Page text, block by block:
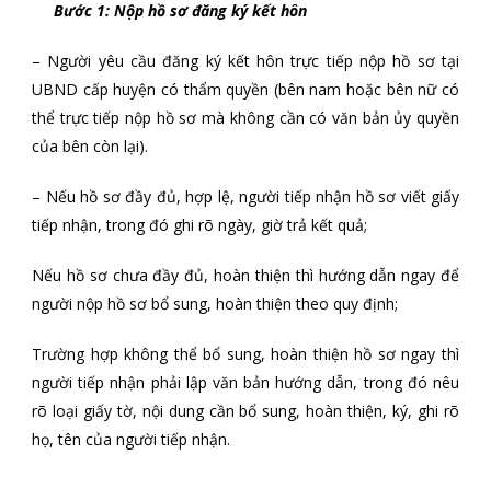
Bước 1: Nộp hồ sơ đăng ký kết hôn
– Người yêu cầu đăng ký kết hôn trực tiếp nộp hồ sơ tại
UBND cấp huyện có thẩm quyền (bên nam hoặc bên nữ có
thể trực tiếp nộp hồ sơ mà không cần có văn bản ủy quyền
của bên còn lại).
– Nếu hồ sơ đầy đủ, hợp lệ, người tiếp nhận hồ sơ viết giấy
tiếp nhận, trong đó ghi rõ ngày, giờ trả kết quả;
Nếu hồ sơ chưa đầy đủ, hoàn thiện thì hướng dẫn ngay để
người nộp hồ sơ bổ sung, hoàn thiện theo quy định;
Trường hợp không thể bổ sung, hoàn thiện hồ sơ ngay thì
người tiếp nhận phải lập văn bản hướng dẫn, trong đó nêu
rõ loại giấy tờ, nội dung cần bổ sung, hoàn thiện, ký, ghi rõ
họ, tên của người tiếp nhận.